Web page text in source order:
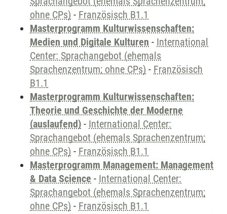
ohne CPs) - Französisch B1.1
Masterprogramm Kulturwissenschaften:
Medien und Digitale Kulturen - International
Center: Sprachangebot (ehemals
Sprachenzentrum; ohne CPs) - Französisch
B1.1
Masterprogramm Kulturwissenschaften:
Theorie und Geschichte der Moderne
(auslaufend) - International Center:
Sprachangebot (ehemals Sprachenzentrum;
ohne CPs) - Französisch B1.1
Masterprogramm Management: Management
& Data Science - International Center:
Sprachangebot (ehemals Sprachenzentrum;
ohne CPs) - Französisch B1.1